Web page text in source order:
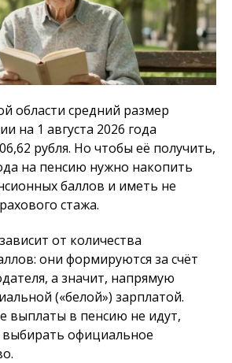
области средний размер
на 1 августа 2026 года
рубля. Но чтобы её получить,
на пенсию нужно накопить
баллов и иметь не
стажа.
от количества
они формируются за счёт
а значит, напрямую
(«белой») зарплатой.
выплаты в пенсию не идут,
официальное